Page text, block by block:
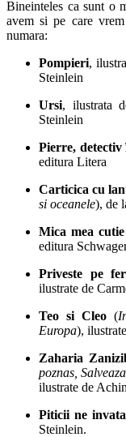
Bineinteles ca sunt o
avem si pe care
numara:
Pompieri,
Steinlein
Ursi, ilustrata
Steinlein
Pierre,
editura Litera
Carticica cu
si oceanele), de
Mica mea
editura
Priveste pe
ilustrate de
Teo si Cleo (
Europa),
Zaharia
poznas,
ilustrate de
Piticii ne
Steinlein.